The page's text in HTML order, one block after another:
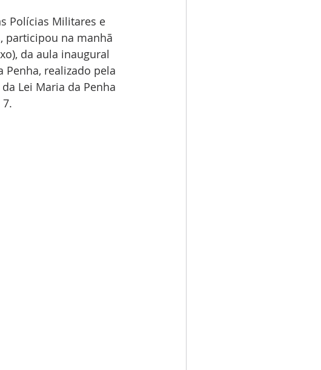
Polícias Militares e
participou na manhã
da aula inaugural
realizado pela
Lei Maria da Penha